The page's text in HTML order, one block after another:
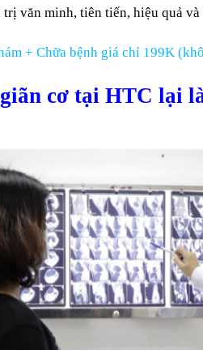
trị văn minh, tiên tiến, hiệu quả
+ Chữa bệnh giá chỉ 199K
cơ tại HTC lại